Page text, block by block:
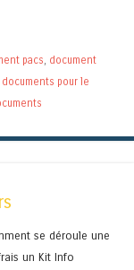
pacs, document
documents pour le
se déroule une
un Kit Info